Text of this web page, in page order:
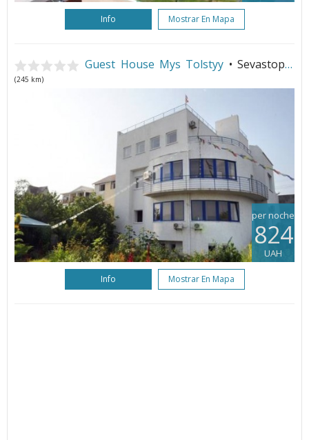
Info Mostrar En Mapa
Guest House Mys Tolstyy • Sevastopol
(245 km)
per noche
824
UAH
Info Mostrar En Mapa